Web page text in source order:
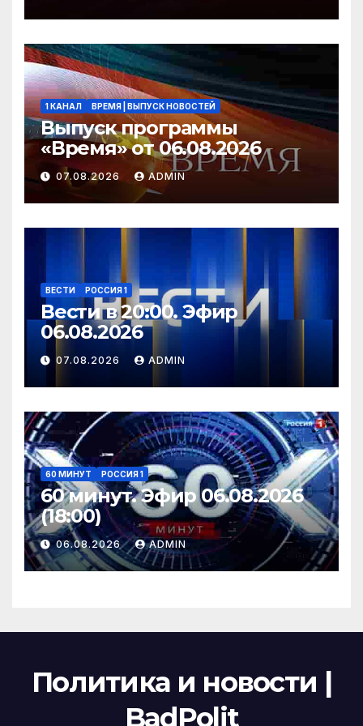
1 КАНАЛ ВРЕМЯ | ВЫПУСК НОВОСТЕЙ
Выпуск программы
«Время» от 06.08.2026
07.08.2026 ADMIN
ВЕСТИ РОССИЯ 1
Вести в 20:00. Эфир
06.08.2026
07.08.2026 ADMIN
60 МИНУТ РОССИЯ 1
60 минут. Эфир 06.08.2026
(18:00)
06.08.2026 ADMIN
Политика и новости |
BadPolit